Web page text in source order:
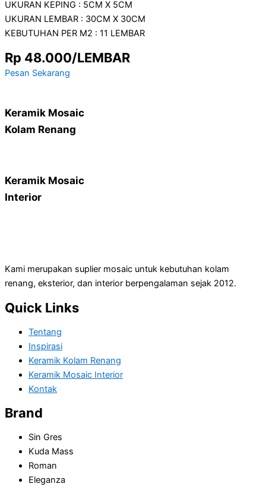
UKURAN KEPING : 5CM X 5CM
UKURAN LEMBAR : 30CM X 30CM
KEBUTUHAN PER M2 : 11 LEMBAR
Rp 48.000/LEMBAR
Pesan Sekarang
Keramik Mosaic
Kolam Renang
Keramik Mosaic
Interior
Kami merupakan suplier mosaic untuk kebutuhan kolam
renang, eksterior, dan interior berpengalaman sejak 2012.
Quick Links
Tentang
Inspirasi
Keramik Kolam Renang
Keramik Mosaic Interior
Kontak
Brand
Sin Gres
Kuda Mass
Roman
Eleganza